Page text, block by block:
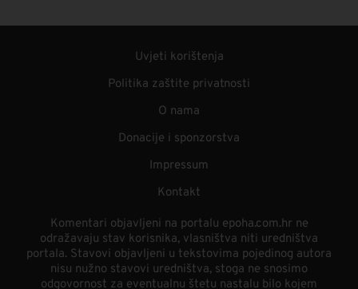
Uvjeti korištenja
Politika zaštite privatnosti
O nama
Donacije i sponzorstva
Impressum
Kontakt
Komentari objavljeni na portalu epoha.com.hr ne
odražavaju stav korisnika, vlasništva niti uredništva
portala. Stavovi objavljeni u tekstovima pojedinog autora
nisu nužno stavovi uredništva, stoga ne snosimo
odgovornost za eventualnu štetu nastalu bilo kojem